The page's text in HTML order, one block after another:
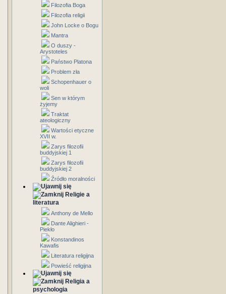
Filozofia Boga
Filozofia religii
John Locke o Bogu
Mantra
O duszy -
Arystoteles
Państwo Platona
Problem zła
Schopenhauer o
woli
Sen w którym
żyjemy
Traktat
ateologiczny
Wartości etyczne
XVII w.
Zarys filozofii
buddyjskiej 1
Zarys filozofii
buddyjskiej 2
Źródło moralności
Religie a
literatura
Anthony de Mello
Dante Alighieri -
Piekło
Konstandinos
Kawafis
Literatura religijna
Powieść religijna
Religia a
psychologia